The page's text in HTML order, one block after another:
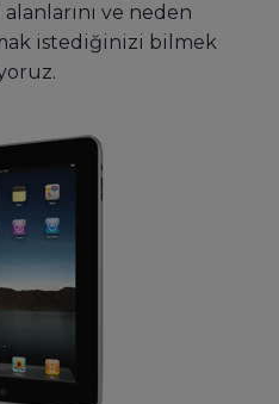
ve neden
istediğinizi bilmek